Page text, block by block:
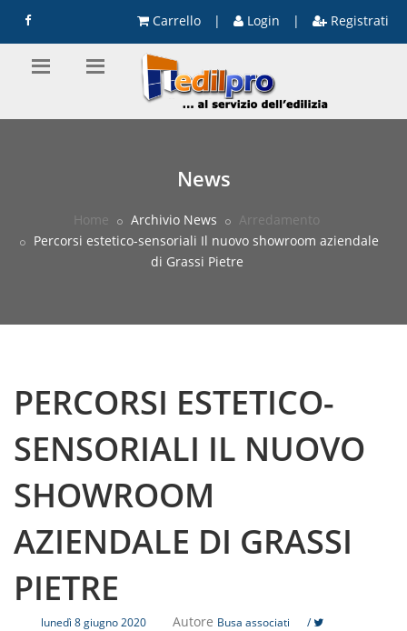
Carrello | Login | Registrati
News
Home Archivio News
Arredamento
Percorsi estetico-sensoriali Il nuovo showroom aziendale
di Grassi Pietre
PERCORSI ESTETICO-
SENSORIALI IL NUOVO
SHOWROOM
AZIENDALE DI GRASSI
PIETRE
lunedì 8 giugno 2020 Autore Busa associati /